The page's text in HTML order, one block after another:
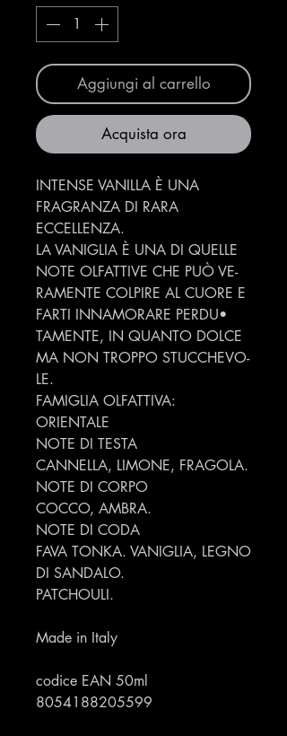
Aggiungi al carrello
Acquista ora
INTENSE VANILLA È UNA
FRAGRANZA DI RARA
ECCELLENZA.
LA VANIGLIA È UNA DI QUELLE
NOTE OLFATTIVE CHE PUÒ VE-
RAMENTE COLPIRE AL CUORE E
FARTI INNAMORARE PERDU•
TAMENTE, IN QUANTO DOLCE
MA NON TROPPO STUCCHEVO-
LE.
FAMIGLIA OLFATTIVA:
ORIENTALE
NOTE DI TESTA
CANNELLA, LIMONE, FRAGOLA.
NOTE DI CORPO
COCCO, AMBRA.
NOTE DI CODA
FAVA TONKA. VANIGLIA, LEGNO
DI SANDALO.
PATCHOULI.
Made in Italy
codice EAN 50ml
8054188205599